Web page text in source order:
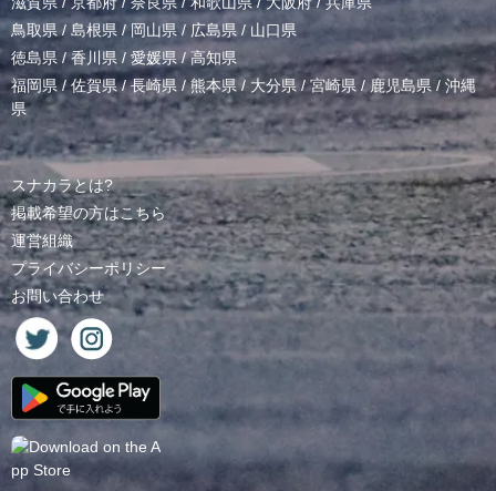
鳥取県/ 島根県 /岡山県/ 広島県 / 山口県
徳島県 /香川県 / 愛媛県/高知県
福岡県/佐賀県/長崎県 /熊本県/ 大分県/宮崎県 /鹿児島県 / 沖縄
県
スナカラとは?
掲載希望の方はこちら
運営組織
プライバシーポリシー
お問い合わせ